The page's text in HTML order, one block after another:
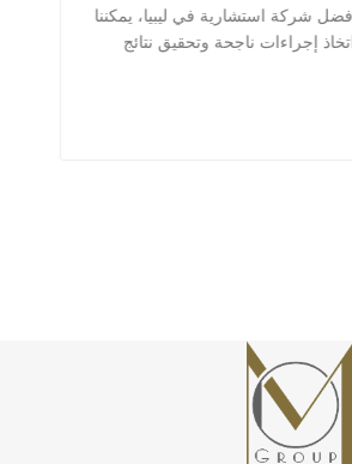
شركة استشارية في ليبيا، يمكننا
إجراءات ناجحة وتحقيق نتائج